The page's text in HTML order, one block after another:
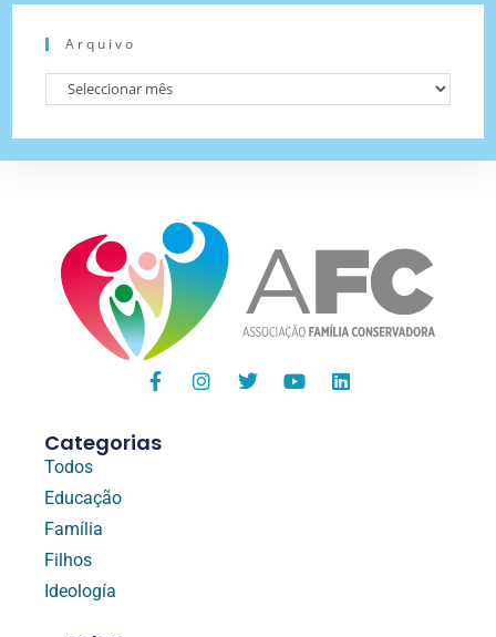
Arquivo
Categorias
Todos
Educação
Família
Filhos
Ideología